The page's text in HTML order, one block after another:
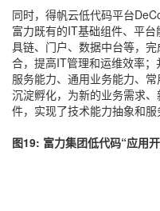
同时，得帆云低代码平台
富力既有的IT基础组件、平
具链、门户、数据中台等，
合，提高IT管理和运维效率
服务能力、通用业务能力、
沉淀孵化，为新的业务需求
件，实现了技术能力抽象和服
图19: 富力集团低代码“应用